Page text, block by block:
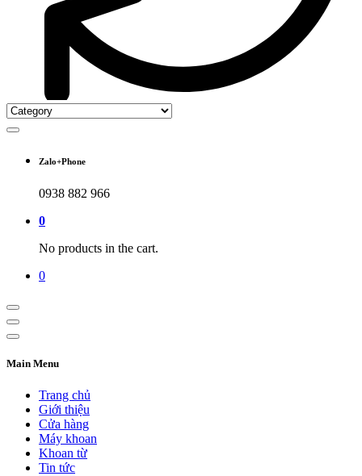
Zalo+Phone
0938 882 966
0
No products in the cart.
0
Main Menu
Trang chủ
Giới thiệu
Cửa hàng
Máy khoan
Khoan từ
Tin tức